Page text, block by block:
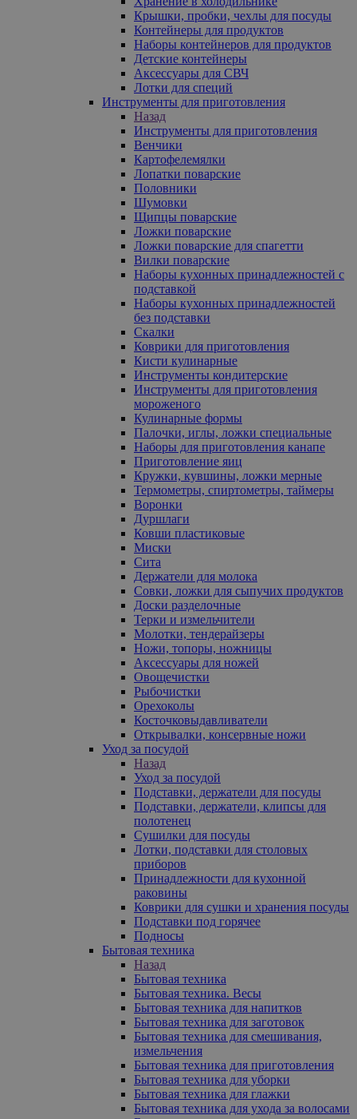
Крышки, пробки, чехлы для посуды
Контейнеры для продуктов
Наборы контейнеров для продуктов
Детские контейнеры
Аксессуары для СВЧ
Лотки для специй
Инструменты для приготовления
Назад
Инструменты для приготовления
Венчики
Картофелемялки
Лопатки поварские
Половники
Шумовки
Щипцы поварские
Ложки поварские
Ложки поварские для спагетти
Вилки поварские
Наборы кухонных принадлежностей с
подставкой
Наборы кухонных принадлежностей
без подставки
Скалки
Коврики для приготовления
Кисти кулинарные
Инструменты кондитерские
Инструменты для приготовления
мороженого
Кулинарные формы
Палочки, иглы, ложки специальные
Наборы для приготовления канапе
Приготовление яиц
Кружки, кувшины, ложки мерные
Термометры, спиртометры, таймеры
Воронки
Дуршлаги
Ковши пластиковые
Миски
Сита
Держатели для молока
Совки, ложки для сыпучих продуктов
Доски разделочные
Терки и измельчители
Молотки, тендерайзеры
Ножи, топоры, ножницы
Аксессуары для ножей
Овощечистки
Рыбочистки
Орехоколы
Косточковыдавливатели
Открывалки, консервные ножи
Уход за посудой
Назад
Уход за посудой
Подставки, держатели для посуды
Подставки, держатели, клипсы для
полотенец
Сушилки для посуды
Лотки, подставки для столовых
приборов
Принадлежности для кухонной
раковины
Коврики для сушки и хранения посуды
Подставки под горячее
Подносы
Бытовая техника
Назад
Бытовая техника
Бытовая техника. Весы
Бытовая техника для напитков
Бытовая техника для заготовок
Бытовая техника для смешивания,
измельчения
Бытовая техника для приготовления
Бытовая техника для уборки
Бытовая техника для глажки
Бытовая техника для ухода за волосами